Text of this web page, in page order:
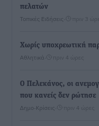
πελατών
Τοπικές Ειδήσεις πριν 3 ώρες
Χωρίς υποχρεωτική
Αθλητικά πριν 4 ώρες
Ο Πελεκάνος, οι
που κανείς δεν ρώτησε
Δημο-Κρίσεις πριν 4 ώρες